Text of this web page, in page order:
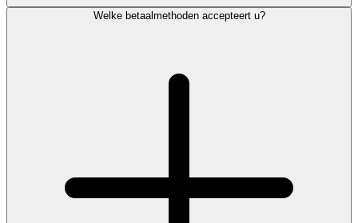
Welke betaalmethoden accepteert u?